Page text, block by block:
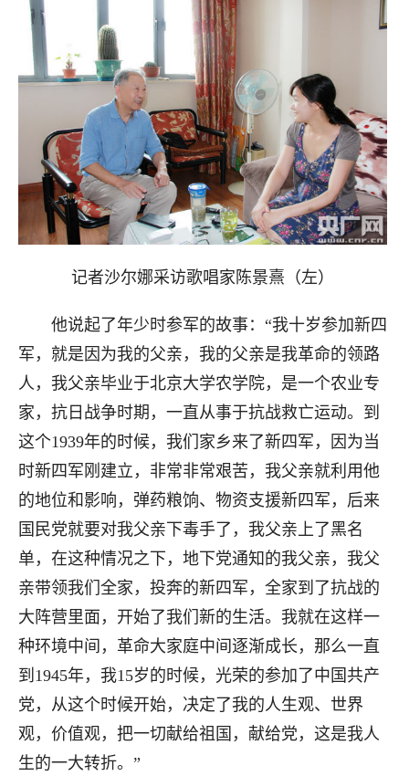
记者沙尔娜采访歌唱家陈景熹（左）
他说起了年少时参军的故事：“我十岁参加新四
军，就是因为我的父亲，我的父亲是我革命的领路
人，我父亲毕业于北京大学农学院，是一个农业专
家，抗日战争时期，一直从事于抗战救亡运动。到
这个1939年的时候，我们家乡来了新四军，因为当
时新四军刚建立，非常非常艰苦，我父亲就利用他
的地位和影响，弹药粮饷、物资支援新四军，后来
国民党就要对我父亲下毒手了，我父亲上了黑名
单，在这种情况之下，地下党通知的我父亲，我父
亲带领我们全家，投奔的新四军，全家到了抗战的
大阵营里面，开始了我们新的生活。我就在这样一
种环境中间，革命大家庭中间逐渐成长，那么一直
到1945年，我15岁的时候，光荣的参加了中国共产
党，从这个时候开始，决定了我的人生观、世界
观，价值观，把一切献给祖国，献给党，这是我人
生的一大转折。”